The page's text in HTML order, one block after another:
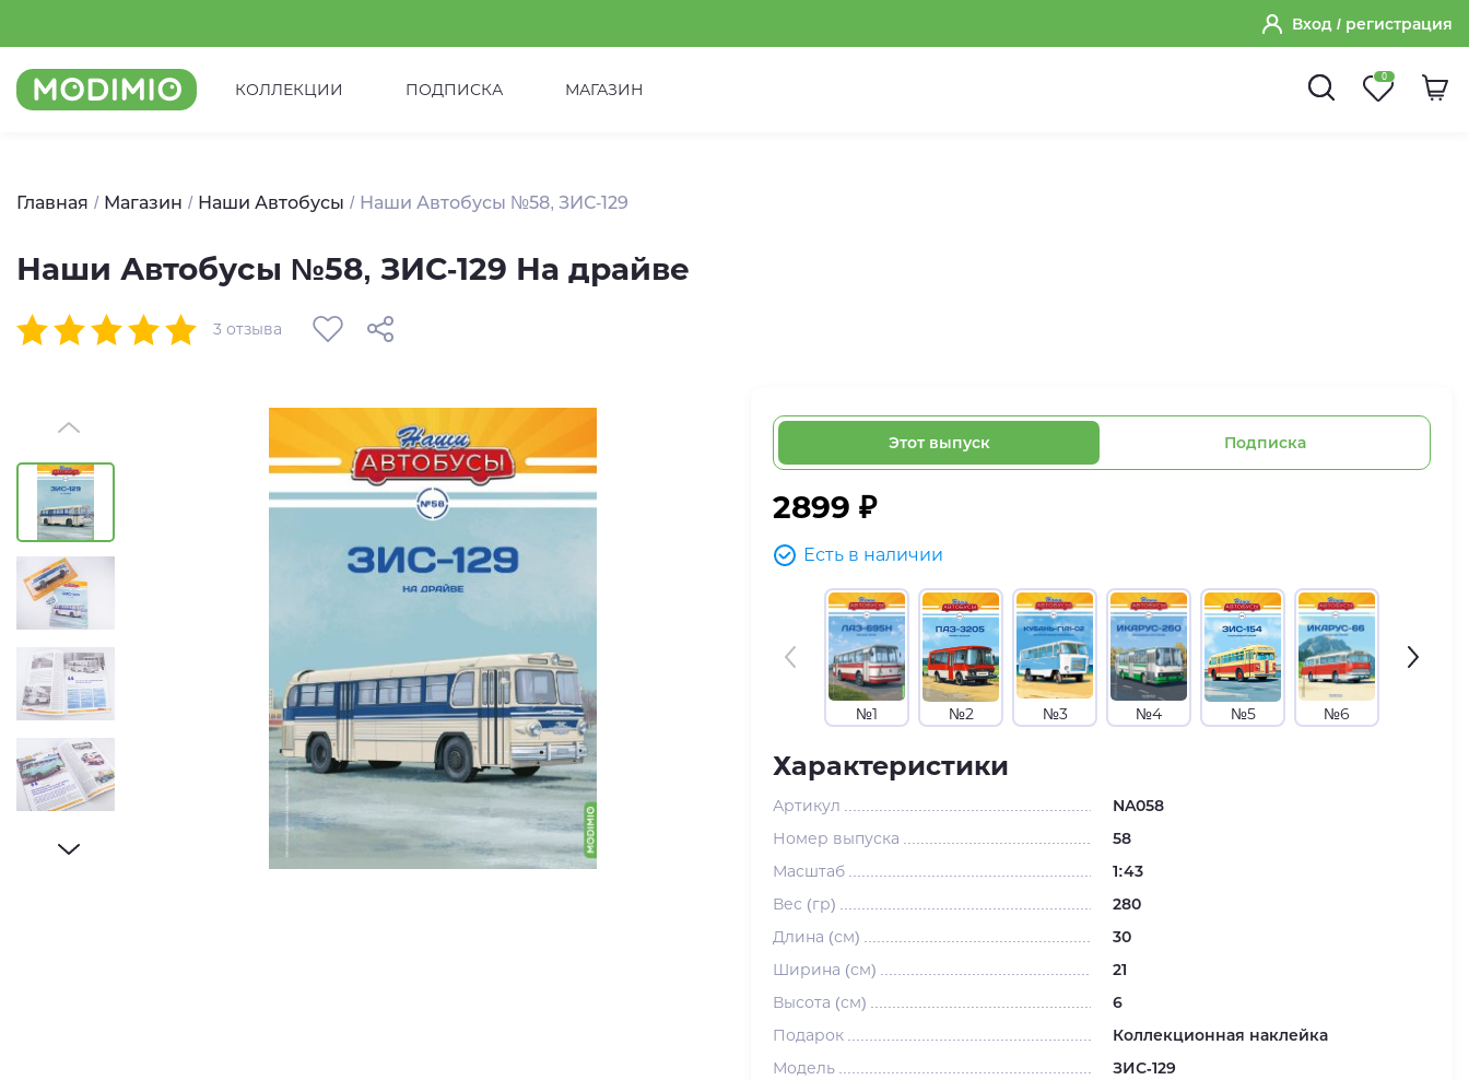
Вход / регистрация
КОЛЛЕКЦИИ ПОДПИСКА МАГАЗИН
0
Главная Магазин Наши Автобусы Наши Автобусы №58, ЗИС-129
Наши Автобусы №58, ЗИС-129 На драйве
3 отзыва
Этот выпуск Подписка
2899 ₽
Есть в наличии
№1 №2 №3 №4 №5 №6
Характеристики
Артикул
NA058
Номер выпуска
58
Масштаб
1:43
Вес (гр)
280
Длина (см)
30
Ширина (см)
21
Высота (см)
6
Подарок
Коллекционная наклейка
Модель
ЗИС-129